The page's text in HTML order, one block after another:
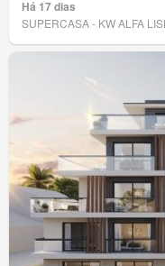
Há 17 dias
SUPERCASA - KW ALFA